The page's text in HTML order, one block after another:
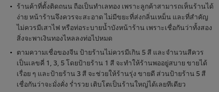
ร้านค้าที่ตั้งติดถนน ถือเป็นทำเลทอง เพราะลูกค้าสามารถเห็นร้านได้
ง่าย หน้าร้านจึงควรจะสะอาด ไม่มีขยะที่ส่งกลิ่นเหม็น และที่สำคัญ
ไม่ควรมีเสาไฟ หรือท่อระบายน้ำบังหน้าร้าน เพราะเชื่อกันว่าทั้งสอง
สิ่งจะพาเงินทองไหลลงท่อไปหมด
ตามความเชื่อของจีน ป้ายร้านไม่ควรมีเกิน 5 สี และจำนวนสีควร
เป็นเลขคี่ 1, 3, 5 โดยป้ายร้าน 1 สี จะทำให้ร้านพออยู่สบาย ขายได้
เรื่อย ๆ และป้ายร้าน 3 สี จะช่วยให้ร้านรุ่ง ขายดี ส่วนป้ายร้าน 5 สี
เชื่อกันว่าจะมั่งคั่ง ร่ำรวย เติบโตเป็นร้านใหญ่ได้เลยทีเดียว